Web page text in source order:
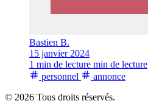
Bastien B.
15 janvier 2024
1 min de lecture min de lecture
personnel
annonce
© 2026 Tous droits réservés.